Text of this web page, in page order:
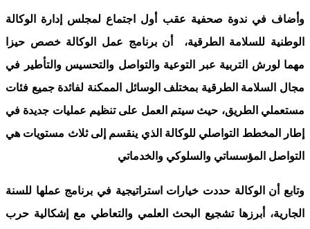
وأضاف في ندوة صحفية عقب أول اجتماع لمجلس إدارة الوكالة
الوطنية للسلامة الطرقية، أن برنامج عمل الوكالة خصص حيزا
مهما لورش التربية عبر التوعية والتواصل والتحسيس والتأطير في
مجال السلامة الطرقية بمختلف الوسائل الممكنة لفائدة جميع فئات
مستعملي الطريق، حيث سيتم العمل على تنظيم عمليات جديدة في
إطار المخطط التواصلي للوكالة الذي ينقسم إلى ثلاث مستويات هي
التواصل المؤسساتي والسلوكي والخدماتي
وتابع أن الوكالة حددت خيارات استراتيجية في برنامج عملها للسنة
الجارية، أبرزها تشجيع البحث العلمي والتعاطي مع إشكالية حرب